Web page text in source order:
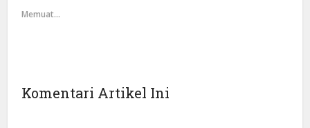
Memuat...
Komentari Artikel Ini